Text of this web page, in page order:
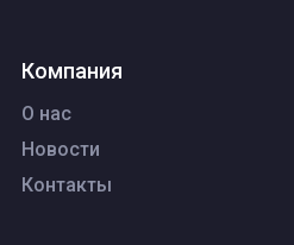
Компания
О нас
Новости
Контакты